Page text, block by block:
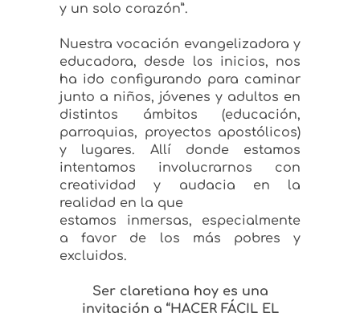
y un solo corazón”.
Nuestra vocación evangelizadora y
educadora, desde los inicios, nos
ha ido configurando para caminar
junto a niños, jóvenes y adultos en
distintos ámbitos (educación,
parroquias, proyectos apostólicos)
y lugares. Allí donde estamos
intentamos involucrarnos con
creatividad y audacia en la
realidad en la que
estamos inmersas, especialmente
a favor de los más pobres y
excluidos.
Ser claretiana hoy es una
invitación a “HACER FÁCIL EL